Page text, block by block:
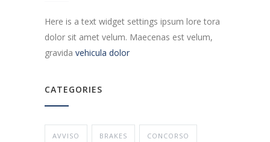
Here is a text widget settings ipsum lore tora
dolor sit amet velum. Maecenas est velum,
gravida vehicula dolor
CATEGORIES
AVVISO BRAKES CONCORSO